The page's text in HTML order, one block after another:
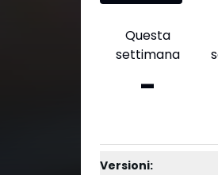
Questa
settimana
-
Versioni: